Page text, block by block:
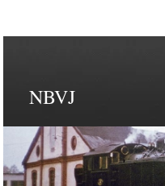
NBVJ